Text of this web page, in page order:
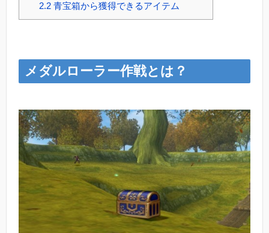
2.2青宝箱から獲得できるアイテム
メダルローラー作戦とは？